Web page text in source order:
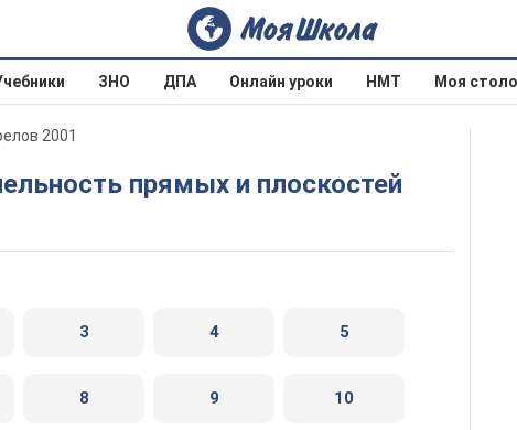
ЗНО ДПА Онлайн уроки НМТ Моя
2001
прямых и плоскостей
3 4 5
8 9 10